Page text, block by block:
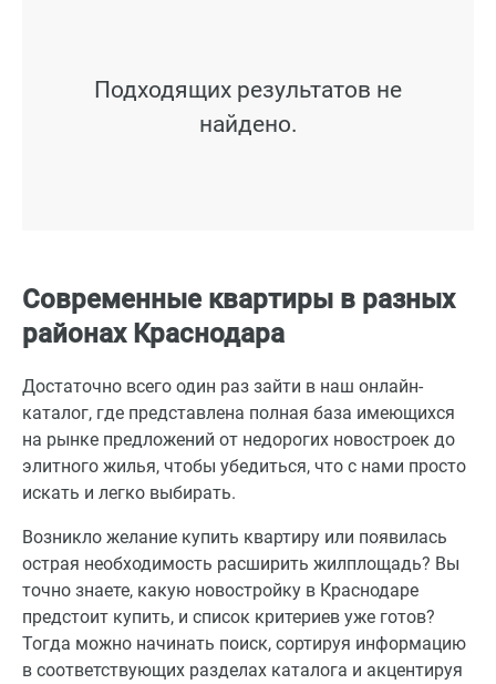
Подходящих результатов не
найдено.
Современные квартиры в разных
районах Краснодара
Достаточно всего один раз зайти в наш онлайн-
каталог, где представлена полная база имеющихся
на рынке предложений от недорогих новостроек до
элитного жилья, чтобы убедиться, что с нами просто
искать и легко выбирать.
Возникло желание купить квартиру или появилась
острая необходимость расширить жилплощадь? Вы
точно знаете, какую новостройку в Краснодаре
предстоит купить, и список критериев уже готов?
Тогда можно начинать поиск, сортируя информацию
в соответствующих разделах каталога и акцентируя